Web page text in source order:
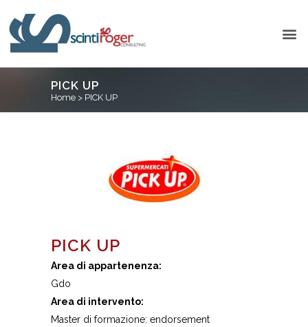
PICK UP
Home > PICK UP
PICK UP
Area di appartenenza:
Gdo
Area di intervento:
Master di formazione: endorsement